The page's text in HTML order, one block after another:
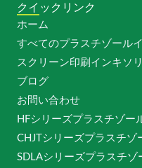
クイックリンク
ホーム
すべてのプラスチゾール
スクリーン印刷インキソ
ブログ
お問い合わせ
HFシリーズプラスチゾー
CHJTシリーズプラスチゾ
SDLAシリーズプラスチゾ